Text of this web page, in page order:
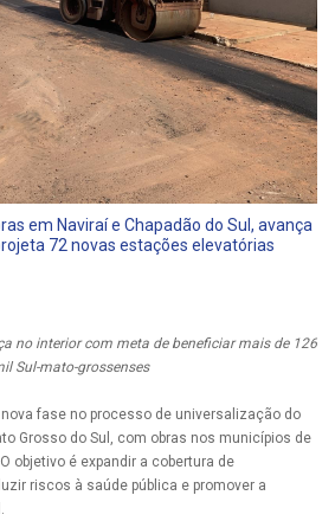
em Naviraí e Chapadão do Sul, avança
72 novas estações elevatórias
no interior com meta de beneficiar mais de 126
Sul-mato-grossenses
fase no processo de universalização do
Grosso do Sul, com obras nos municípios de
objetivo é expandir a cobertura de
riscos à saúde pública e promover a